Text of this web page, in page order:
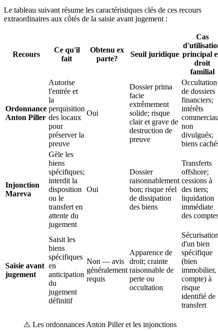
Le tableau suivant résume les caractéristiques clés de ces recours
extraordinaires aux côtés de la saisie avant jugement :
Recours
Ce qu'il
fait
Obtenu ex
parte?
Seuil juridique
Cas
principal
droit
familial
Ordonnance
Anton Piller
Autorise
l'entrée et
la
perquisition
des locaux
pour
préserver la
preuve
Oui
Dossier prima
facie
extrêmement
solide; risque
clair et grave de
destruction de
preuve
Occultation
de dossiers
financiers;
intérêts
non
divulgués;
biens
Injonction
Mareva
Gèle les
biens
spécifiques;
interdit la
disposition
ou le
transfert en
attente du
jugement
Oui
Dossier
raisonnablement
bon; risque réel
de dissipation
des biens
Transferts
offshore;
cessions à
des tiers;
liquidation
immédiate
des
Saisie avant
jugement
Saisit les
biens
spécifiques
en
anticipation
du
jugement
définitif
Non — avis
généralement
requis
Apparence de
droit; crainte
raisonnable de
perte ou
occultation
d'un bien
spécifique
(bien
immobilier,
compte) à
risque
identifié de
transfert
⚠️ Les ordonnances Anton Piller et les injonctions